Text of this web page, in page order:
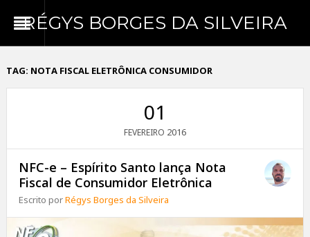
RÉGYS BORGES DA SILVEIRA
TAG: NOTA FISCAL ELETRÔNICA CONSUMIDOR
01
FEVEREIRO 2016
NFC-e – Espírito Santo lança Nota
Fiscal de Consumidor Eletrônica
Escrito porRégys Borges da Silveira